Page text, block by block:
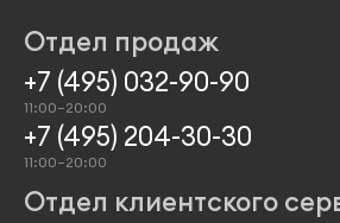
Аксессуары
Проекты
Отдел продаж
+7 (495) 032-90-90
11:00–20:00
+7 (495) 204-30-30
11:00–20:00
Отдел клиентского